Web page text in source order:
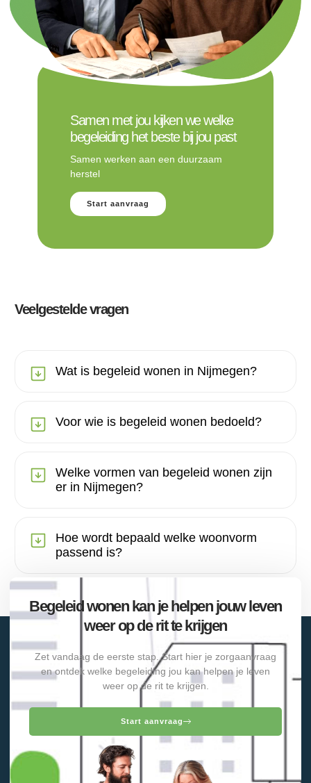
Samen met jou kijken we welke
begeleiding het beste bij jou past
Samen werken aan een duurzaam
herstel
Start aanvraag
Veelgestelde vragen
Wat is begeleid wonen in Nijmegen?
Voor wie is begeleid wonen bedoeld?
Welke vormen van begeleid wonen zijn
er in Nijmegen?
Hoe wordt bepaald welke woonvorm
passend is?
Begeleid wonen kan je helpen jouw leven
weer op de rit te krijgen
Zet vandaag de eerste stap. Start hier je zorgaanvraag
en ontdek welke begeleiding jou kan helpen je leven
weer op de rit te krijgen.
Start aanvraag